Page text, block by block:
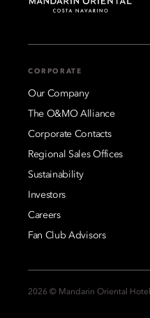
CORPORATE
Our Company
The O&MO Alliance
Corporate Contacts
Regional Sales Offices
Sustainability
Investors
Careers
Fan Club Advisors
2026 © Mandarin Oriental